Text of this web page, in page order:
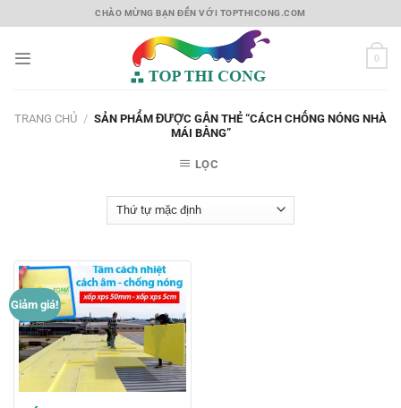
to
CHÀO MỪNG BẠN ĐẾN VỚI TOPTHICONG.COM
0
TRANG CHỦ / SẢN PHẨM ĐƯỢC GẮN THẺ “CÁCH CHỐNG NÓNG NHÀ
MÁI BẰNG”
LỌC
Giảm giá!